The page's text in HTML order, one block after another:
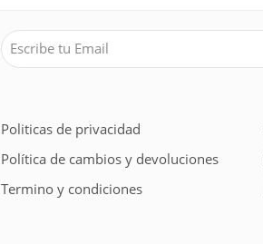
Politicas de privacidad
Política de cambios y devoluciones
Termino y condiciones